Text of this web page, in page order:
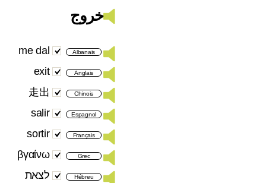
خروج
Albanais
me dal
Anglais
exit
Chinois
走出
Espagnol
salir
Français
sortir
Grec
βγαίνω
Hébreu לצאת